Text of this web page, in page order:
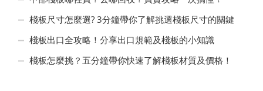
棧板尺寸怎麼選? 3分鐘帶你了解挑選棧板尺寸的關鍵
棧板出口全攻略！分享出口規範及棧板的小知識
棧板怎麼挑？五分鐘帶你快速了解棧板材質及價格！